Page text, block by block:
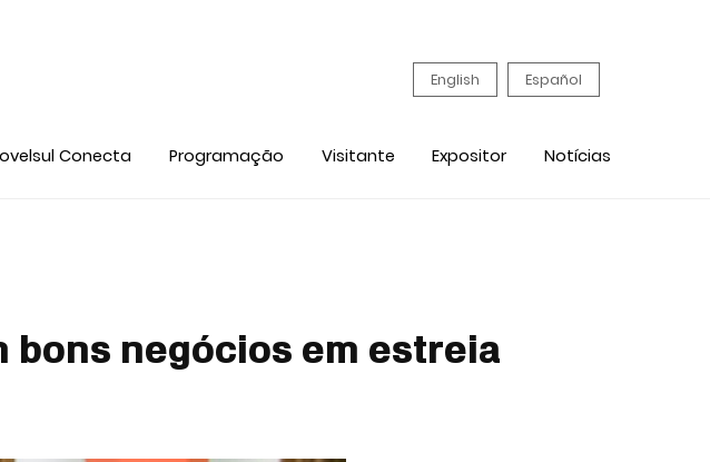
English Español
Conecta Programação Visitante Expositor Notícias
bons negócios em estreia